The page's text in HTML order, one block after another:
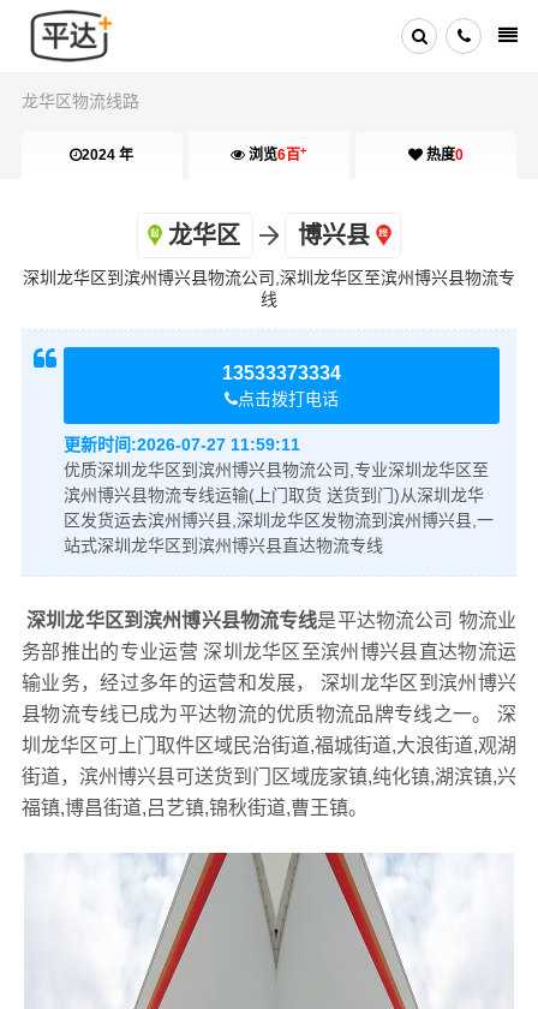
龙华区物流线路
2024 年 浏览6百+ 热度0
龙华区 博兴县
深圳龙华区到滨州博兴县物流公司,深圳龙华区至滨州博兴县物流专
线
13533373334
点击拨打电话
更新时间:2026-07-27 11:59:11
优质深圳龙华区到滨州博兴县物流公司,专业深圳龙华区至
滨州博兴县物流专线运输(上门取货 送货到门)从深圳龙华
区发货运去滨州博兴县,深圳龙华区发物流到滨州博兴县,一
站式深圳龙华区到滨州博兴县直达物流专线
深圳龙华区到滨州博兴县物流专线是平达物流公司 物流业
务部推出的专业运营 深圳龙华区至滨州博兴县直达物流运
输业务，经过多年的运营和发展， 深圳龙华区到滨州博兴
县物流专线已成为平达物流的优质物流品牌专线之一。 深
圳龙华区可上门取件区域民治街道,福城街道,大浪街道,观湖
街道，滨州博兴县可送货到门区域庞家镇,纯化镇,湖滨镇,兴
福镇,博昌街道,吕艺镇,锦秋街道,曹王镇。